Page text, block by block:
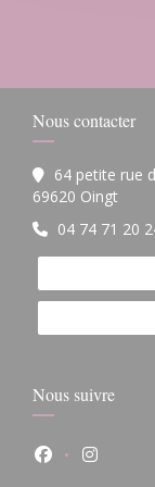
Nous contacter
64 petite rue
69620 Oingt
04 74 71 20
Nous suivre
Facebook